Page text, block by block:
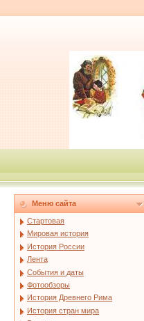
Меню сайта
Стартовая
Мировая история
История России
Лента
События и даты
Фотообзоры
История Древнего Рима
История стран мира